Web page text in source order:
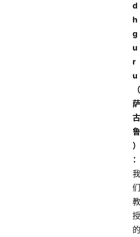
d
h
g
u
r
u
（
萨
古
鲁
）
：
我
们
教
授
的